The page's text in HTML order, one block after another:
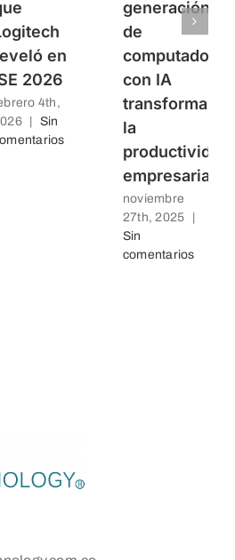
en
2026
4th,
Sin
generación
de
computadores
con IA
transforma
la
productividad
empresarial
noviembre
27th, 2025
Sin
comentarios